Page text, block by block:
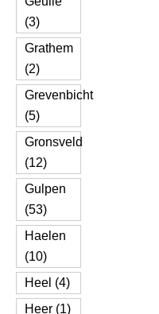
(3)
Grathem
(2)
Grevenbicht
(5)
Gronsveld
(12)
Gulpen
(53)
Haelen
(10)
Heel (4)
Heer (1)